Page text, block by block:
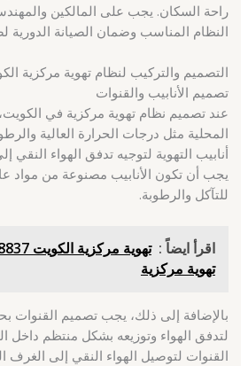
راحة السكان. يجب على المالكين
النظام المناسب وضمان الصيانة الدورية
التصميم والتركيب لنظام تهوية مركزية
تصميم الأنابيب والقنوات
عند تصميم نظام تهوية مركزية في
المحلية مثل درجات الحرارة العالية
أنابيب التهوية لتوجيه تدفق الهواء النقي
يجب أن تكون الأنابيب مصنوعة من مواد
للتآكل والرطوبة.
اقرأ ايضاً :
تهوية مركزية
بالإضافة إلى ذلك، يجب تصميم القنوات
لتدفق الهواء وتوزيعه بشكل منتظم داخل
القنوات لتوصيل الهواء النقي إلى الغرف